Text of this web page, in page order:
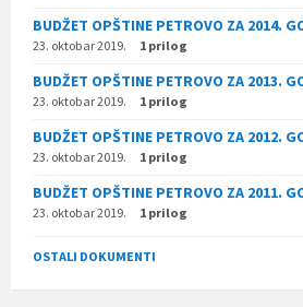
BUDŽET OPŠTINE PETROVO ZA 2014.
23. oktobar 2019. 1 prilog
BUDŽET OPŠTINE PETROVO ZA 2013.
23. oktobar 2019. 1 prilog
BUDŽET OPŠTINE PETROVO ZA 2012.
23. oktobar 2019. 1 prilog
BUDŽET OPŠTINE PETROVO ZA 2011.
23. oktobar 2019. 1 prilog
OSTALI DOKUMENTI